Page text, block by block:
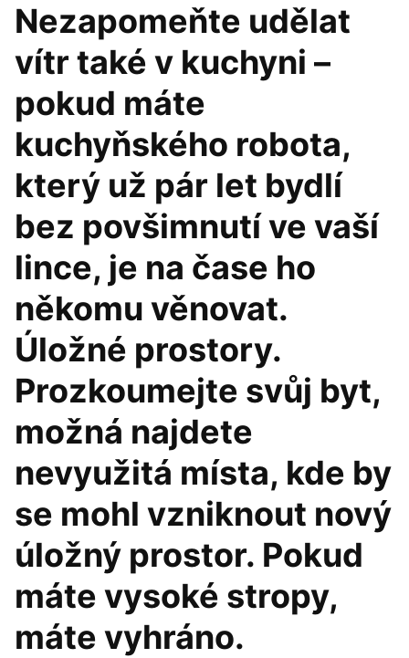
Nezapomeňte udělat
vítr také v kuchyni –
pokud máte
kuchyňského robota,
který už pár let bydlí
bez povšimnutí ve vaší
lince, je na čase ho
někomu věnovat.
Úložné prostory.
Prozkoumejte svůj byt,
možná najdete
nevyužitá místa, kde by
se mohl vzniknout nový
úložný prostor. Pokud
máte vysoké stropy,
máte vyhráno.